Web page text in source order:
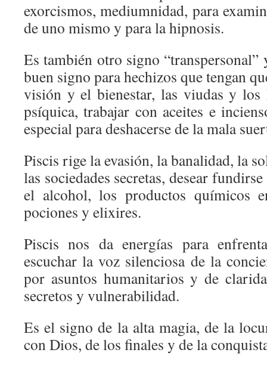
exorcismos, mediumnidad, para
de uno mismo y para la hipnosis.
Es también otro signo
buen signo para hechizos que tengan
visión y el bienestar, las viudas y los
psíquica, trabajar con aceites e
especial para deshacerse de la mala
Piscis rige la evasión, la banalidad, la
las sociedades secretas, desear
el alcohol, los productos químicos
pociones y elixires.
Piscis nos da energías para
escuchar la voz silenciosa de la
por asuntos humanitarios y de
secretos y vulnerabilidad.
Es el signo de la alta magia, de la
con Dios, de los finales y de la